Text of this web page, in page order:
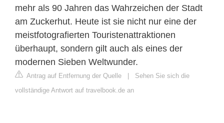
mehr als 90 Jahren das Wahrzeichen der Stadt
am Zuckerhut. Heute ist sie nicht nur eine der
meistfotografierten Touristenattraktionen
überhaupt, sondern gilt auch als eines der
modernen Sieben Weltwunder.
Antrag auf Entfernung der Quelle | Sehen Sie sich die
vollständige Antwort auf travelbook.de an